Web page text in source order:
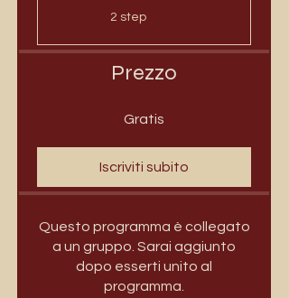
.
2 step
Prezzo
Gratis
Iscriviti subito
Questo programma è collegato
a un gruppo. Sarai aggiunto
dopo esserti unito al
programma.